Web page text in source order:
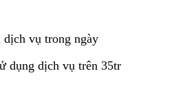
vụ trong ngày
dụng dịch vụ trên 35tr